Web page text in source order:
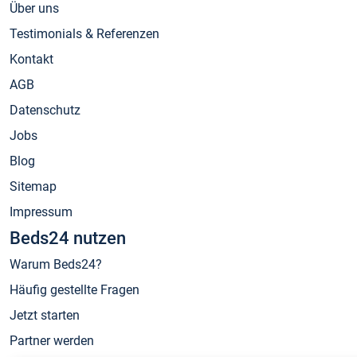
Über uns
Testimonials & Referenzen
Kontakt
AGB
Datenschutz
Jobs
Blog
Sitemap
Impressum
Beds24 nutzen
Warum Beds24?
Häufig gestellte Fragen
Jetzt starten
Partner werden